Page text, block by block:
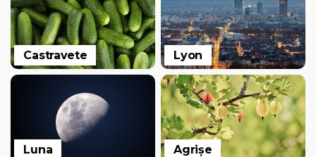
Castravete Lyon
Luna Agrișe